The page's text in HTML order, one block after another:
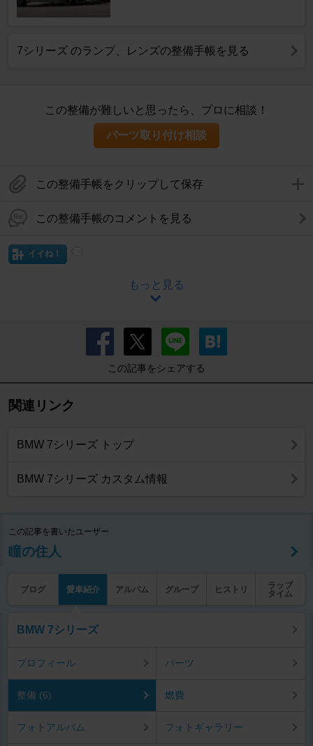
7シリーズ のランプ、レンズの整備手帳を見る
この整備が難しいと思ったら、プロに相談！
パーツ取り付け相談
この整備手帳をクリップして保存
この整備手帳のコメントを見る
イイね！
もっと見る
この記事をシェアする
関連リンク
BMW 7シリーズ トップ
BMW 7シリーズ カスタム情報
この記事を書いたユーザー
瞳の住人
ブログ 愛車紹介 アルバム グループ ヒストリ
ラップ
タイム
BMW 7シリーズ
プロフィール パーツ
整備 (6) 燃費
フォトアルバム フォトギャラリー